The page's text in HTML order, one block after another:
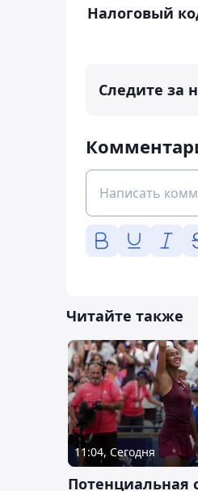
Налоговый
Следите за
Читайте также
11:04, Сегодня
Потенциальная